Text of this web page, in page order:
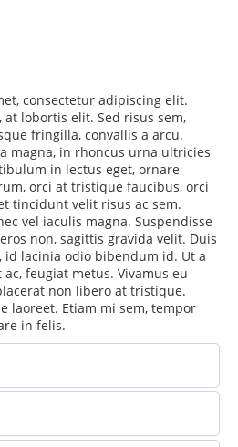
consectetur adipiscing elit.
lobortis elit. Sed risus sem,
fringilla, convallis a arcu.
magna, in rhoncus urna ultricies
in lectus eget, ornare
orci at tristique faucibus, orci
tincidunt velit risus ac sem.
vel iaculis magna. Suspendisse
non, sagittis gravida velit. Duis
lacinia odio bibendum id. Ut a
feugiat metus. Vivamus eu
non libero at tristique.
laoreet. Etiam mi sem, tempor
in felis.